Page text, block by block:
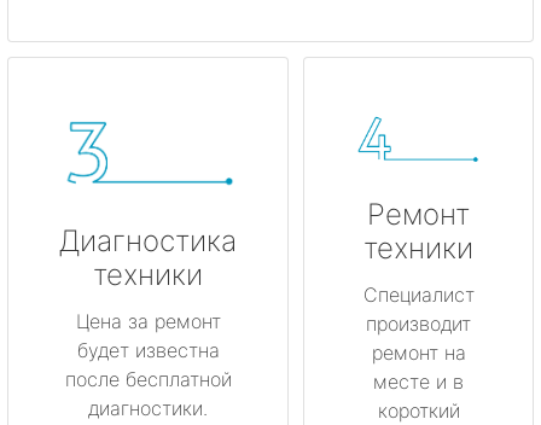
Диагностика
техники
Цена за ремонт
будет известна
после бесплатной
диагностики.
Ремонт
техники
Специалист
производит
ремонт на
месте и в
короткий